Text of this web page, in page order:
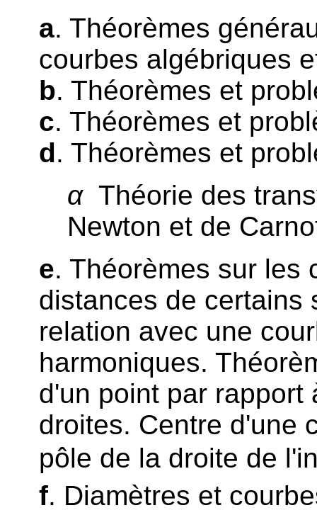
a. Théorèmes
courbes algébriques
b. Théorèmes et
c. Théorèmes et
d. Théorèmes et
αThéorie des
Newton et de
e. Théorèmes sur les
distances de certains
relation avec une
harmoniques.
d'un point par rapport
droites. Centre d'une
pôle de la droite de
f. Diamètres et